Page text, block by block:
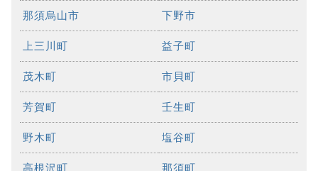
那須烏山市 下野市
上三川町 益子町
茂木町 市貝町
芳賀町 壬生町
野木町 塩谷町
高根沢町 那須町